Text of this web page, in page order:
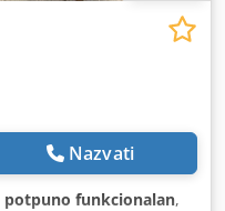
Nazvati
potpuno funkcionalan,